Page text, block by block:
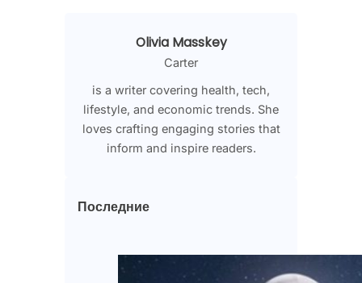
Olivia Masskey
Carter
is a writer covering health, tech,
lifestyle, and economic trends. She
loves crafting engaging stories that
inform and inspire readers.
Последние